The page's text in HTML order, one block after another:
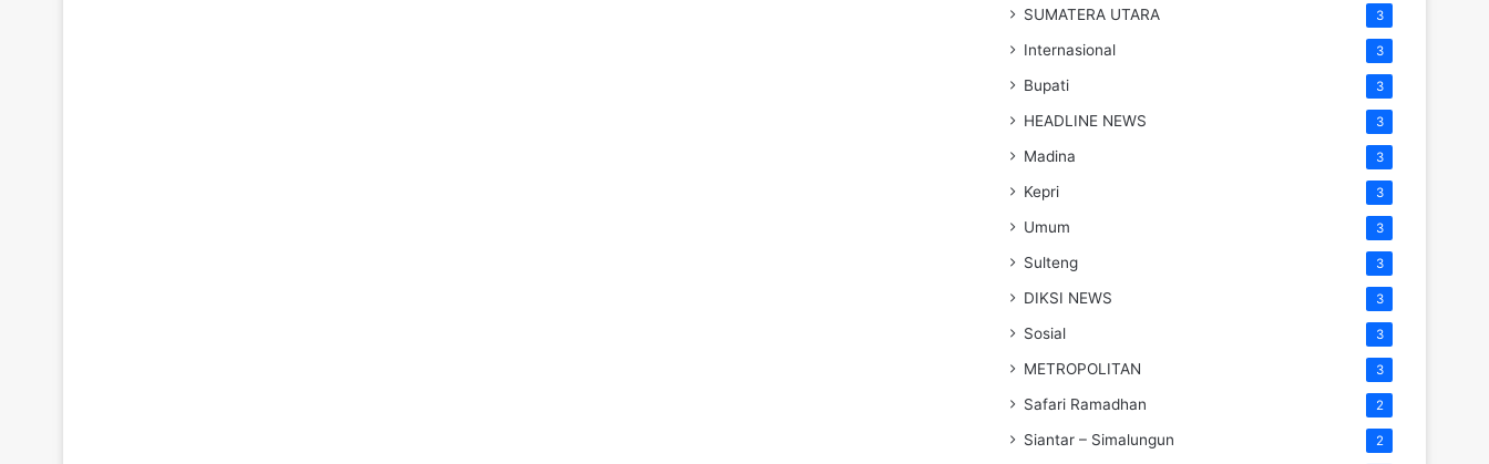
SUMATERA UTARA 3
Internasional 3
Bupati 3
HEADLINE NEWS 3
Madina 3
Kepri 3
Umum 3
Sulteng 3
DIKSI NEWS 3
Sosial 3
METROPOLITAN 3
Safari Ramadhan 2
Siantar – Simalungun 2